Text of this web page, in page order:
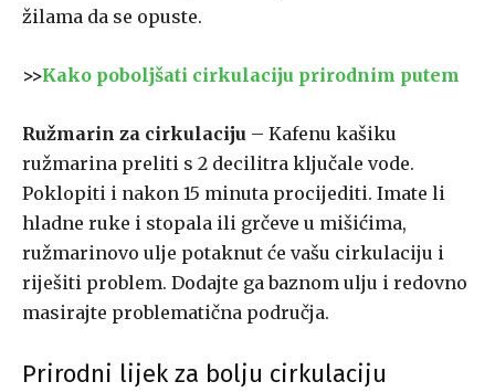
žilama da se opuste.
>>Kako poboljšati cirkulaciju prirodnim putem
Ružmarin za cirkulaciju – Kafenu kašiku
ružmarina preliti s 2 decilitra ključale vode.
Poklopiti i nakon 15 minuta procijediti. Imate li
hladne ruke i stopala ili grčeve u mišićima,
ružmarinovo ulje potaknut će vašu cirkulaciju i
riješiti problem. Dodajte ga baznom ulju i redovno
masirajte problematična područja.
Prirodni lijek za bolju cirkulaciju